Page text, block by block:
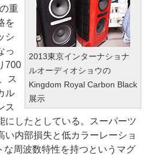
2013東京インターナショナ
ルオーディオショウの
Kingdom Royal Carbon Black
展示
重
を
シ
っ
700
ス
ル
ス
にしたとしている。スーパーツ
い内部損失と低カラーレーショ
な周波数特性を持つというマグ